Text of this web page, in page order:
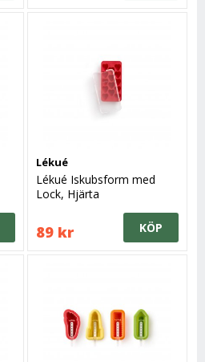
Lékué
Lékué Iskubsform med
Lock, Hjärta
89 kr KÖP